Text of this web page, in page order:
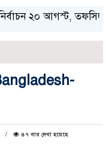
২০ আগস্ট, তফসিল
৪৭ বার দেখা হয়েছে